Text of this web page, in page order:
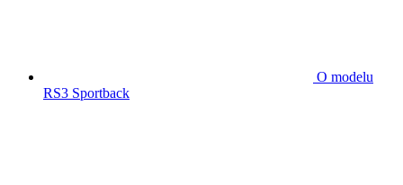
O modelu
RS3 Sportback